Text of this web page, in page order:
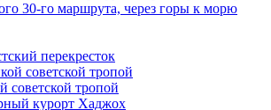
30-го маршрута, через горы к морю
перекресток
советской тропой